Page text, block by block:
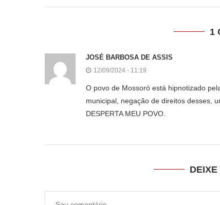
1
JOSÉ BARBOSA DE ASSIS
12/09/2024 - 11:19
O povo de Mossoró está hipnotizado
municipal, negação de direitos desses,
DESPERTA MEU POVO.